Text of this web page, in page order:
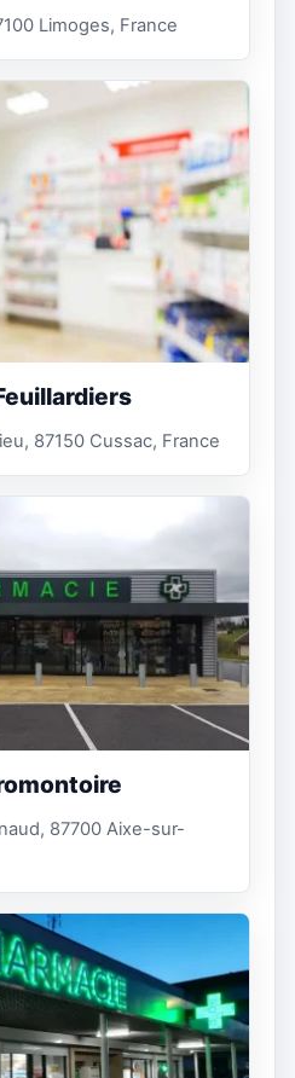
Limoges, France
87150 Cussac, France
87700 Aixe-sur-